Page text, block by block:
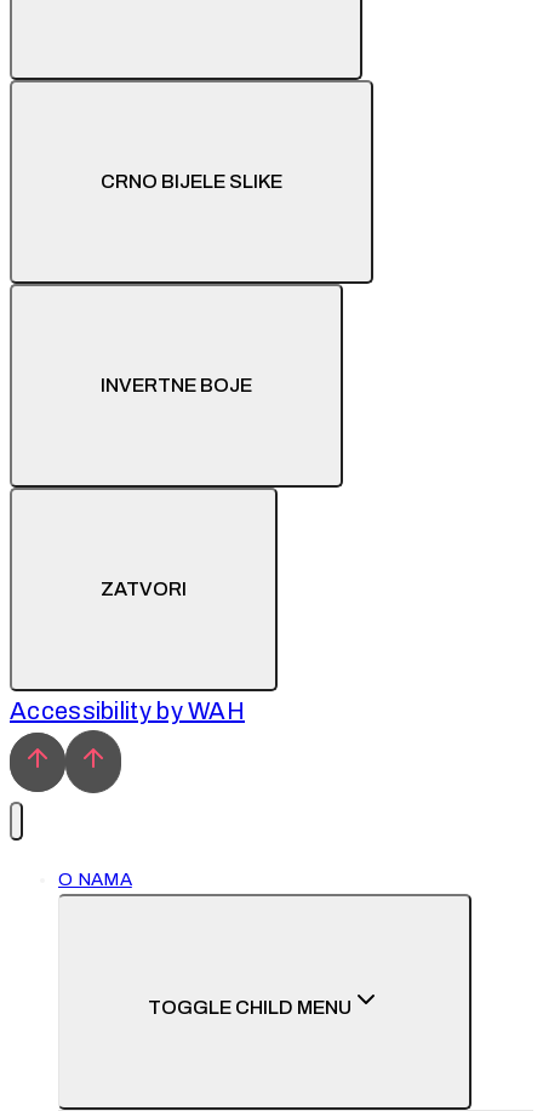
CRNO BIJELE SLIKE
INVERTNE BOJE
ZATVORI
Accessibility by WAH
O NAMA
TOGGLE CHILD MENU